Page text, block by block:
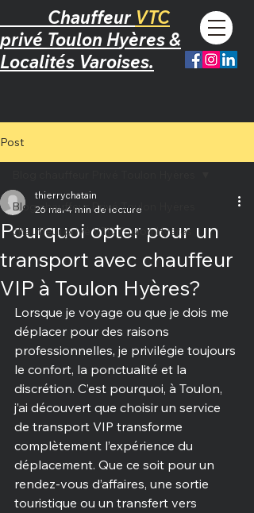
Chauffeur VTC
privé Toulon Hyères &
Localités Varoises.
Post
Blog chauffeur Privé Toulon Hyères
chauffeur privé VTC Toulon Hyères
Pourquoi opter pour un
transport avec chauffeur
VIP à Toulon Hyères?
thierrychatain
26 mai 4 min de lecture
Lorsque je voyage ou que je dois me
déplacer pour des raisons
professionnelles, je privilégie toujours
le confort, la ponctualité et la
discrétion. C’est pourquoi, à Toulon,
j’ai découvert que choisir un service
de transport VIP transforme
complètement l’expérience du
déplacement. Que ce soit pour un
rendez-vous d’affaires, une sortie
touristique ou un transfert vers